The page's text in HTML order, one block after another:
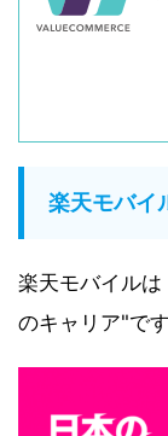
楽天モバイ
楽天モバイル
のキャリア"です